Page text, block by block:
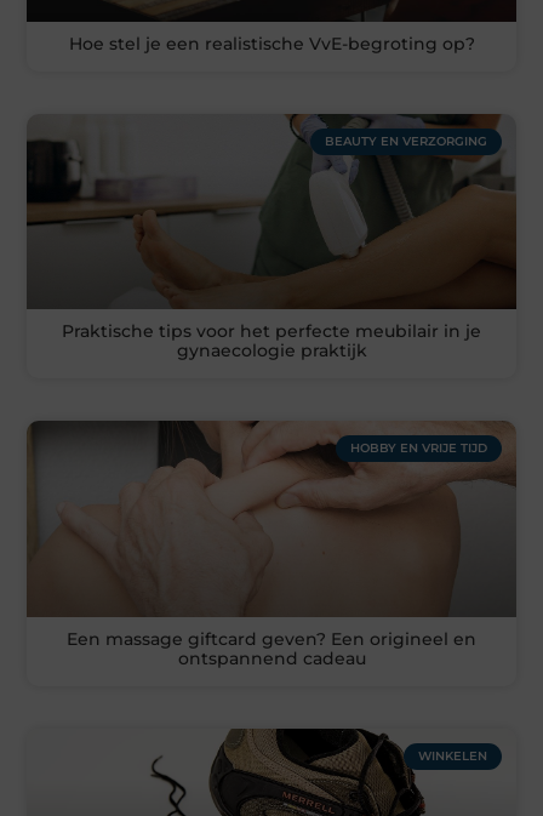
Hoe stel je een realistische VvE-begroting op?
BEAUTY EN VERZORGING
Praktische tips voor het perfecte meubilair in je
gynaecologie praktijk
HOBBY EN VRIJE TIJD
Een massage giftcard geven? Een origineel en
ontspannend cadeau
WINKELEN